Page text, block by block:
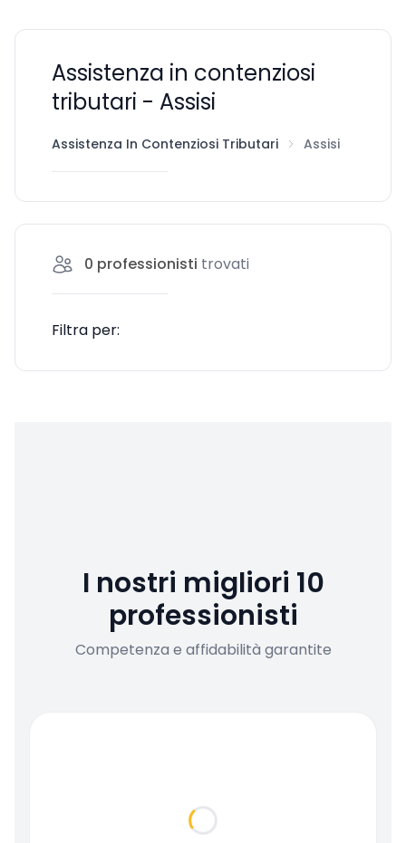
Assistenza in contenziosi
tributari - Assisi
Assistenza In Contenziosi Tributari Assisi
0 professionisti trovati
Filtra per:
I nostri migliori 10
professionisti
Competenza e affidabilità garantite
Loading...